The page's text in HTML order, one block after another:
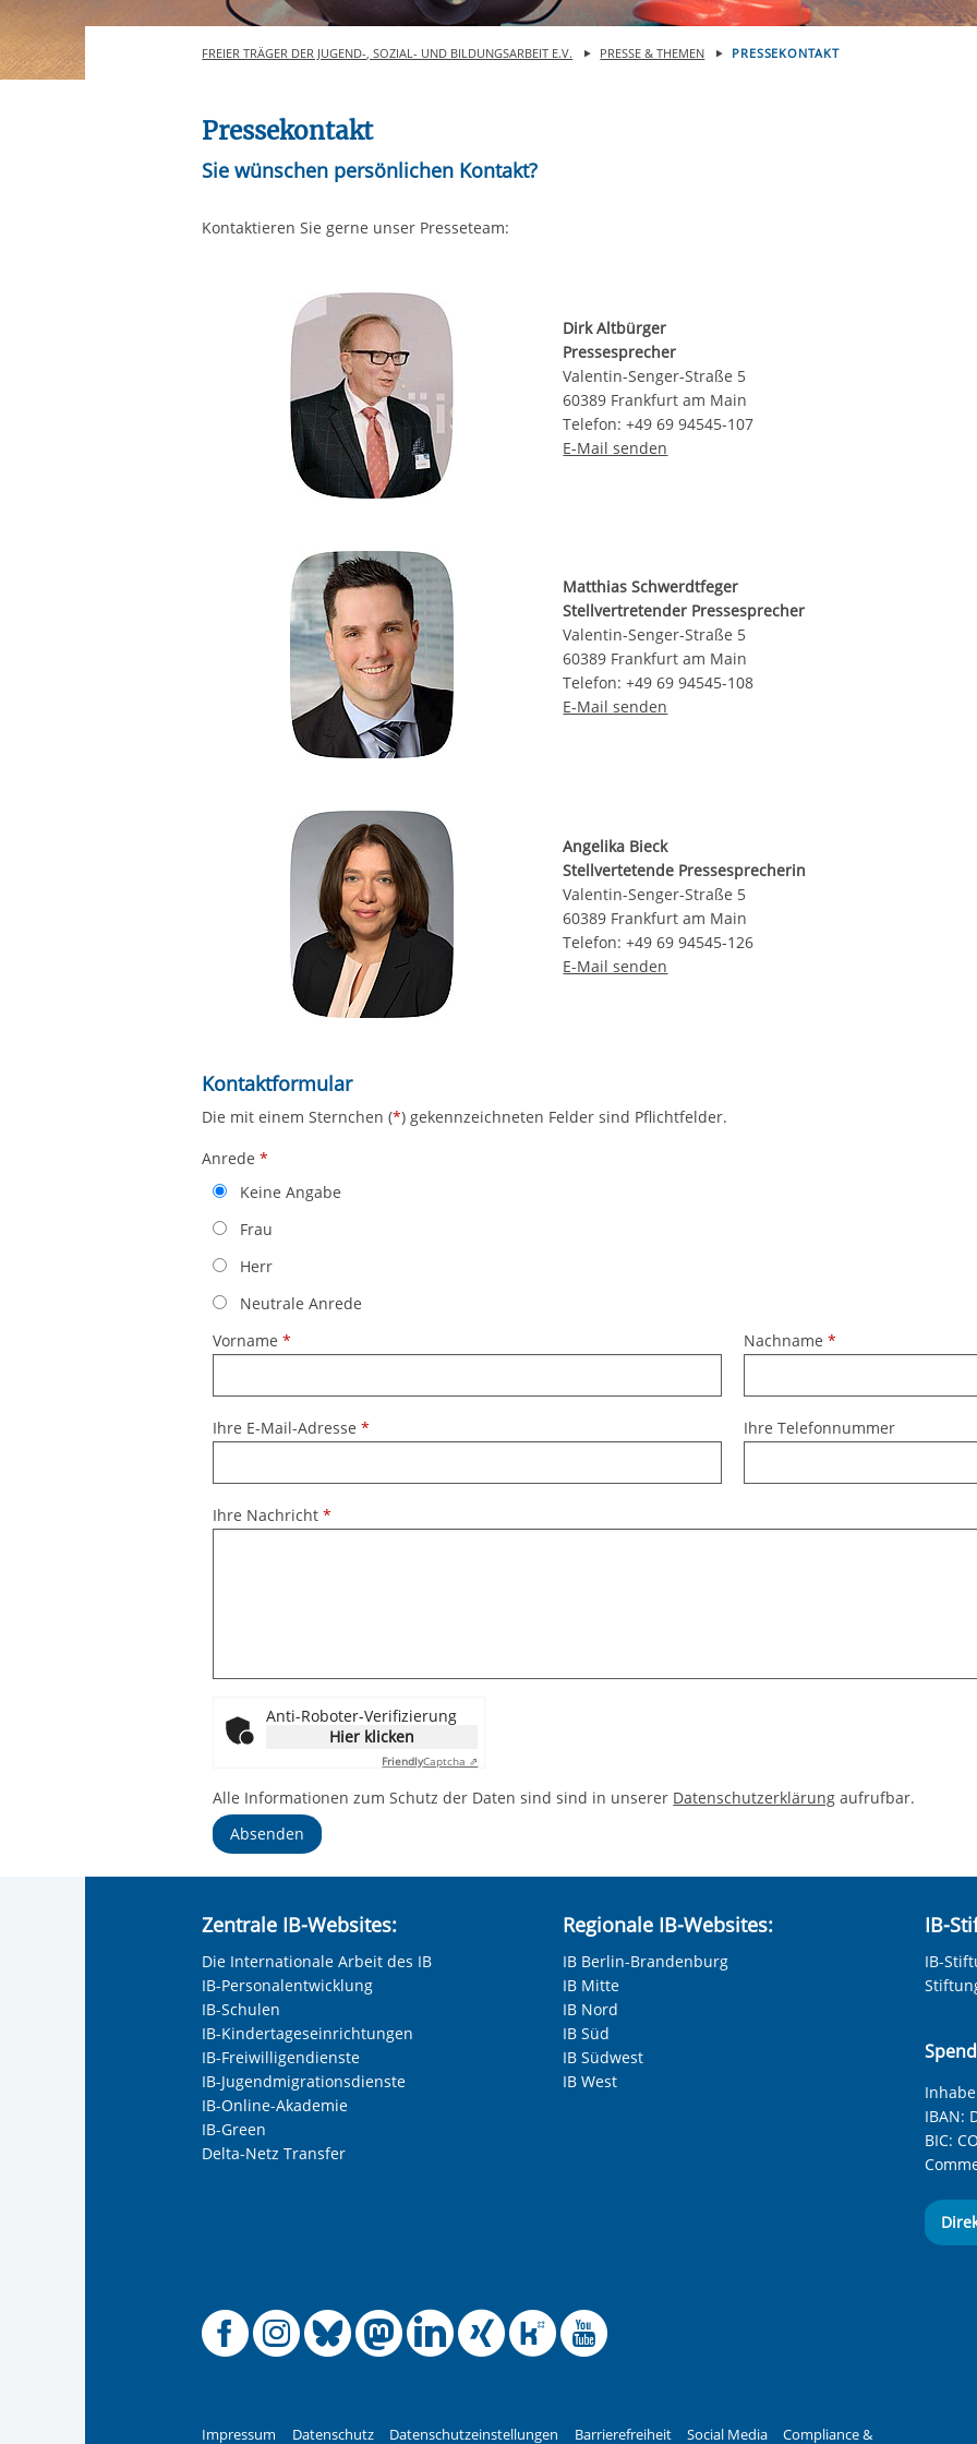
Ihre etwaige Einwilligung erstreckt sich nicht auf notwendige Cookies, die erforderlich zur
der von Ihnen aufgerufenen und somit gewünschten Website-Funktionen sind. Diese
aufgrund berechtigter Interessen und daher unabhängig von einer Einwilligung.
FREIER TRÄGER DER JUGEND-, SOZIAL- UND BILDUNGSARBEIT E.V. PRESSE & THEMEN PRESSEKONTAKT
Pressekontakt
Sie wünschen persönlichen Kontakt?
Kontaktieren Sie gerne unser Presseteam:
Dirk Altbürger
Pressesprecher
Valentin-Senger-Straße 5
60389 Frankfurt am Main
Telefon: +49 69 94545-107
E-Mail senden
Matthias Schwerdtfeger
Stellvertretender Pressesprecher
Valentin-Senger-Straße 5
60389 Frankfurt am Main
Telefon: +49 69 94545-108
E-Mail senden
Angelika Bieck
Stellvertetende Pressesprecherin
Valentin-Senger-Straße 5
60389 Frankfurt am Main
Telefon: +49 69 94545-126
E-Mail senden
Kontaktformular
Das Formular enthält einige Fehler!
Die mit einem Sternchen (*) gekennzeichneten Felder sind Pflichtfelder.
Anrede*
Keine Angabe
Frau
Herr
Neutrale Anrede
Vorname* Nachname *
Ihre E-Mail-Adresse* Ihre Telefonnummer
Ihre Nachricht*
Anti-Roboter-Verifizierung
Hier klicken
FriendlyCaptcha ⇗
Alle Informationen zum Schutz der Daten sind sind in unserer Datenschutzerklärung aufrufbar.
Absenden
Zentrale IB-Websites:
Die Internationale Arbeit des IB
IB-Personalentwicklung
IB-Schulen
IB-Kindertageseinrichtungen
IB-Freiwilligendienste
IB-Jugendmigrationsdienste
IB-Online-Akademie
IB-Green
Delta-Netz Transfer
Regionale IB-Websites:
IB Berlin-Brandenburg
IB Mitte
IB Nord
IB Süd
IB Südwest
IB West
IB-
IB-
IBAN:
BIC:
Offizielle Facebook-Seite des
Offizielle Instagram-Seite des
Offizielle BlueSky-Seite des
Offizielle Mastodon-
Offizielle LinkedIn-
Offizielle Xing-Seite
Offizielle Kununu-
Impressum Datenschutz Datenschutzeinstellungen Barrierefreiheit Social Media Compliance &